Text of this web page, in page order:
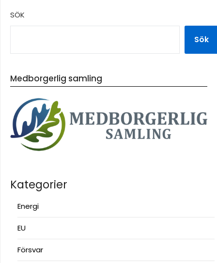
SÖK
Sök
Medborgerlig samling
Kategorier
Energi
EU
Försvar